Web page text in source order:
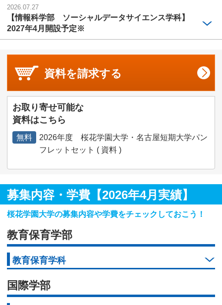
2026.07.27
【情報科学部 ソーシャルデータサイエンス学科】
2027年4月開設予定※
資料を請求する
お取り寄せ可能な
資料はこちら
無料
2026年度 桜花学園大学・名古屋短期大学パン
フレットセット ( 資料 )
募集内容・学費【2026年4月実績】
桜花学園大学の募集内容や学費をチェックしておこう！
教育保育学部
教育保育学科
国際学部